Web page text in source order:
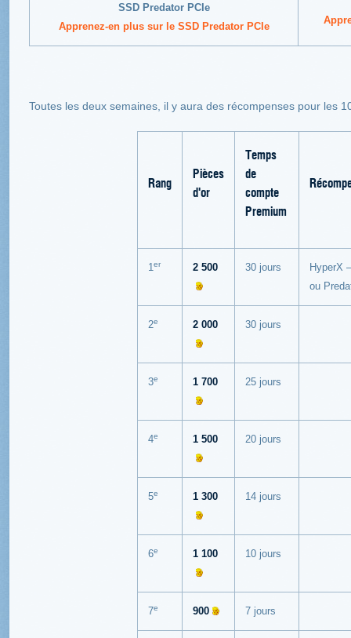
SSD Predator PCIe
Apprenez-en plus sur le SSD Predator PCIe
Toutes les deux semaines, il y aura des récompenses pour les
Rang
Pièces
d'or
Temps
de
compte
Premium
1 er 2 500 30 jours
HyperX
ou
2e 2 000 30 jours
3e 1 700 25 jours
4e 1 500 20 jours
5e 1 300 14 jours
6e 1 100 10 jours
7e 900 7 jours